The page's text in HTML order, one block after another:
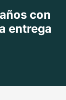
con
entrega